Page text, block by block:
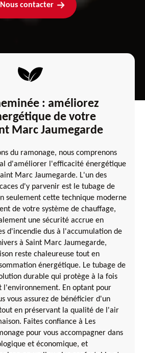
Nous contacter
: améliorez
de votre
Marc Jaumegarde
du ramonage, nous comprenons
d'améliorer l'efficacité énergétique
Marc Jaumegarde. L'un des
d'y parvenir est le tubage de
seulement cette technique moderne
de votre système de chauffage,
une sécurité accrue en
d'incendie dus à l'accumulation de
à Saint Marc Jaumegarde,
reste chaleureuse tout en
énergétique. Le tubage de
durable qui protège à la fois
En optant pour
vous assurez de bénéficier d'un
en préservant la qualité de l'air
Faites confiance à Les
pour vous accompagner dans
et économique, et